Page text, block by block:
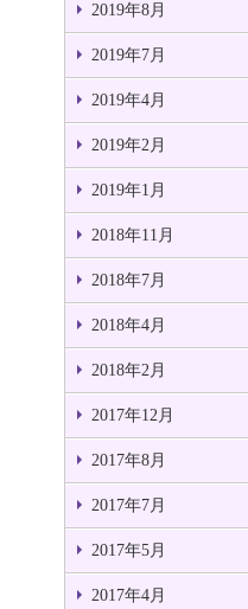
2019年8月
2019年7月
2019年4月
2019年2月
2019年1月
2018年11月
2018年7月
2018年4月
2018年2月
2017年12月
2017年8月
2017年7月
2017年5月
2017年4月